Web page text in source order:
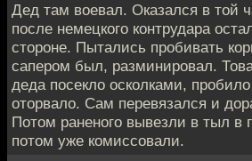
Дед там воевал. Оказался в той
после немецкого контрудара
стороне. Пытались пробивать
сапером был, разминировал.
деда посекло осколками,
оторвало. Сам перевязался и
Потом раненого вывезли в тыл в
потом уже комиссовали.